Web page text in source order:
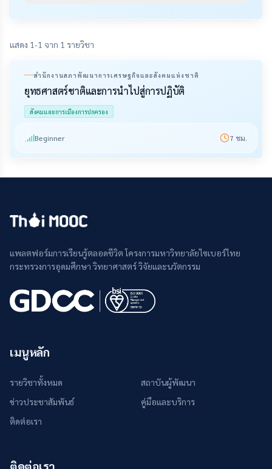
แสดง 1-1 จาก 1 รายวิชา
สำนักงานสภาพัฒนาการเศรษฐกิจและสังคมแห่งชาติ
ยุทธศาสตร์ชาติและการนำไปสู่การปฏิบัติ
สังคมและการเมืองการปกครอง
Beginner 7 ชม.
แพลตฟอร์มการเรียนรู้ตลอดชีวิต โครงการมหาวิทยาลัยไซเบอร์ไทย
กระทรวงการอุดมศึกษา วิทยาศาสตร์ วิจัยและนวัตกรรม
เมนูหลัก
รายวิชาทั้งหมด
สถาบันผู้พัฒนา
ข่าวประชาสัมพันธ์
คู่มือและบริการ
ติดต่อเรา
ติดต่อเรา